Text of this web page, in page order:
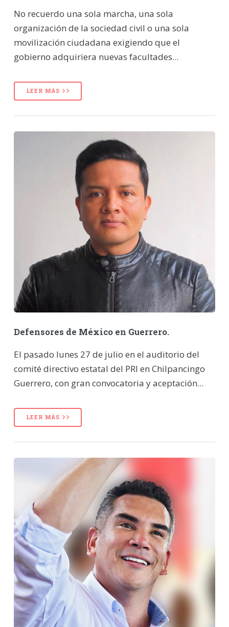
No recuerdo una sola marcha, una sola
organización de la sociedad civil o una sola
movilización ciudadana exigiendo que el
gobierno adquiriera nuevas facultades...
LEER MÁS
Defensores de México en Guerrero.
El pasado lunes 27 de julio en el auditorio del
comité directivo estatal del PRI en Chilpancingo
Guerrero, con gran convocatoria y aceptación...
LEER MÁS